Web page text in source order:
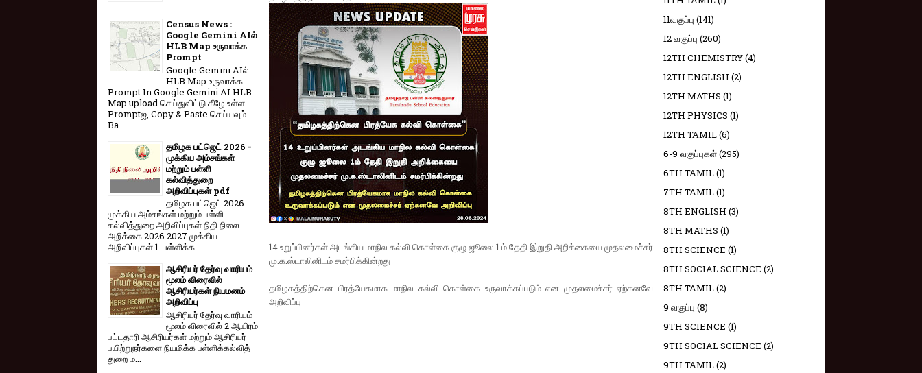
14 உறுப்பினர்கள் அடங்கிய மாநில கல்வி கொள்கை குழு ஜூலை 1 ம் தேதி இறுதி அறிக்கையை முதலமைச்சர்
மு.க.ஸ்டாலினிடம் சமர்பிக்கின்றது
தமிழகத்திற்கென பிரத்யேகமாக மாநில கல்வி கொள்கை உருவாக்கப்படும் என முதலமைச்சர் ஏற்கனவே
அறிவிப்பு
Census News :
Google Gemini AIல்
HLB Map உருவாக்க
Prompt
Google Gemini AIல்
HLB Map உருவாக்க
Prompt In Google Gemini AI HLB
Map upload செய்துவிட்டு கீழே உள்ள
Promptஐ, Copy & Paste செய்யவும்.
Ba...
தமிழக பட்ஜெட் 2026 -
முக்கிய அம்சங்கள்
மற்றும் பள்ளி
கல்வித்துறை
அறிவிப்புகள் pdf
தமிழக பட்ஜெட் 2026 -
முக்கிய அம்சங்கள் மற்றும் பள்ளி
கல்வித்துறை அறிவிப்புகள் நிதி நிலை
அறிக்கை 2026 2027 முக்கிய
அறிவிப்புகள் 1. பள்ளிக்க...
ஆசிரியர் தேர்வு வாரியம்
மூலம் விரைவில்
ஆசிரியர்கள் நியமனம்
அறிவிப்பு
ஆசிரியர் தேர்வு வாரி​யம்
மூலம் விரை​வில் 2 ஆயிரம்
பட்​ட​தாரி ஆசிரியர்​கள் மற்​றும் ஆசிரியர்
பயிற்றுநர்​களை நியமிக்க பள்​ளிக்​கல்​வித்​
துறை ம...
11வகுப்பு (141)
12 வகுப்பு (260)
12TH CHEMISTRY(4)
12TH ENGLISH (2)
12TH MATHS (1)
12TH PHYSICS (1)
12TH TAMIL(6)
6-9 வகுப்புகள்(295)
6TH TAMIL(1)
7TH TAMIL(1)
8TH ENGLISH (3)
8TH MATHS (1)
8TH SCIENCE (1)
8TH SOCIAL SCIENCE (2)
8TH TAMIL(2)
9 வகுப்பு (8)
9TH SCIENCE (1)
9TH SOCIAL SCIENCE (2)
9TH TAMIL(2)